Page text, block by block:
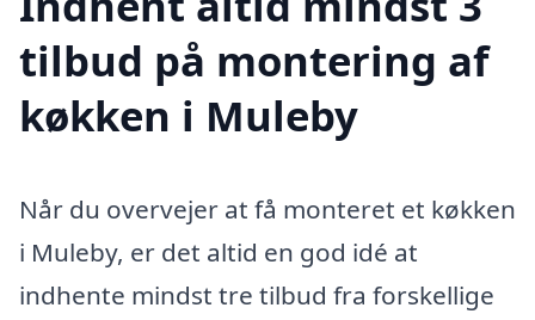
tilbud på montering af
køkken i Muleby
Når du overvejer at få monteret et køkken
i Muleby, er det altid en god idé at
indhente mindst tre tilbud fra forskellige